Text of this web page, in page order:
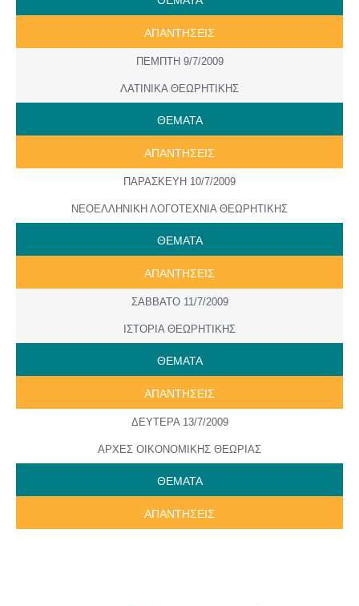
ΑΠΑΝΤΗΣΕΙΣ
ΠΕΜΠΤΗ 9/7/2009
ΛΑΤΙΝΙΚΑ ΘΕΩΡΗΤΙΚΗΣ
ΘΕΜΑΤΑ
ΑΠΑΝΤΗΣΕΙΣ
ΠΑΡΑΣΚΕΥΗ 10/7/2009
ΝΕΟΕΛΛΗΝΙΚΗ ΛΟΓΟΤΕΧΝΙΑ ΘΕΩΡΗΤΙΚΗΣ
ΘΕΜΑΤΑ
ΑΠΑΝΤΗΣΕΙΣ
ΣΑΒΒΑΤΟ 11/7/2009
ΙΣΤΟΡΙΑ ΘΕΩΡΗΤΙΚΗΣ
ΘΕΜΑΤΑ
ΑΠΑΝΤΗΣΕΙΣ
ΔΕΥΤΕΡΑ 13/7/2009
ΑΡΧΕΣ ΟΙΚΟΝΟΜΙΚΗΣ ΘΕΩΡΙΑΣ
ΘΕΜΑΤΑ
ΑΠΑΝΤΗΣΕΙΣ